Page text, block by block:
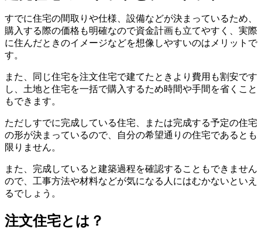
すでに住宅の間取りや仕様、設備などが決まっているため、
購入する際の価格も明確なので資金計画も立てやすく、実際
に住んだときのイメージなどを想像しやすいのはメリットで
す。
また、同じ住宅を注文住宅で建てたときより費用も割安です
し、土地と住宅を一括で購入するため時間や手間を省くこと
もできます。
ただしすでに完成している住宅、または完成する予定の住宅
の形が決まっているので、自分の希望通りの住宅であるとも
限りません。
また、完成していると建築過程を確認することもできません
ので、工事方法や材料などが気になる人にはむかないといえ
るでしょう。
注文住宅とは？